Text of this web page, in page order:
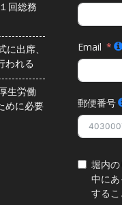
回総務
出席、
われる
生労働
めに必要
Email
郵便番号
堀内
中に
するこ